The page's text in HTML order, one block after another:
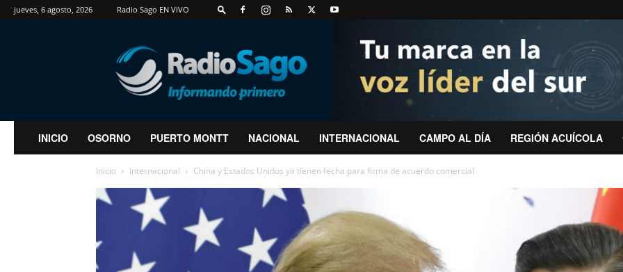
jueves, 6 agosto, 2026 Radio Sago EN VIVO
RadioSago
INICIO OSORNO PUERTO MONTT NACIONAL INTERNACIONAL CAMPO AL DÍA REGIÓN ACUÍCOLA
Inicio Internacional China y Estados Unidos ya tienen fecha para firma de acuerdo comercial